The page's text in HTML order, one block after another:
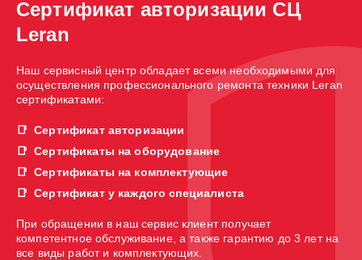
Сертификат авторизации СЦ
Leran
Наш сервисный центр обладает всеми необходимыми для
осуществления профессионального ремонта техники Leran
сертификатами:
Сертификат авторизации
Сертификаты на оборудование
Сертификаты на комплектующие
Сертификат у каждого специалиста
При обращении в наш сервис клиент получает
компетентное обслуживание, а также гарантию до 3 лет на
все виды работ и комплектующих.